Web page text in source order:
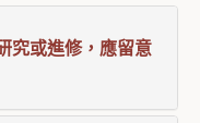
究或進修，應留意